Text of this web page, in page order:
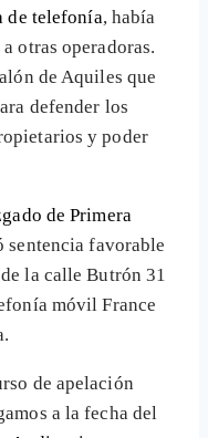
de telefonía, había
otras operadoras.
de Aquiles que
defender los
y poder
de Primera
sentencia favorable
la calle Butrón 31
móvil France
de apelación
a la fecha del